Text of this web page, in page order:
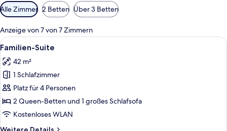
Verfügbare
Filter
für
Zimmer
Alle Zimmer 2 Betten Über 3 Betten
Anzeige von 7 von 7 Zimmern
Alle
Fotos
für
Familien-
Suite
anzeigen
Ein Hotelzimmer mit zwei Betten,
4
Familien-Suite
42 m²
1 Schlafzimmer
Platz für 4 Personen
2 Queen-Betten und 1 großes Schlafsofa
Kostenloses WLAN
Weitere